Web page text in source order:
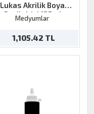
Lukas Akrilik Boya
Geçiktirici 125ml
Medyumlar
1,105.42 TL